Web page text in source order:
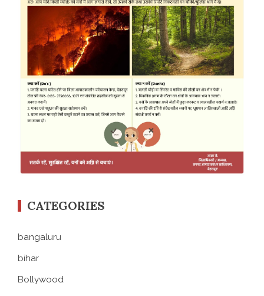
CATEGORIES
bangaluru
bihar
Bollywood